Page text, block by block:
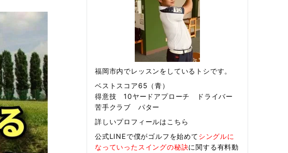
福岡市内でレッスンをしているトシです。
ベストスコア65（青）
得意技 10ヤードアプローチ ドライバー
苦手クラブ パター
詳しいプロフィールはこちら
公式LINEで僕がゴルフを始めてシングルに
なっていったスイングの秘訣に関する有料動